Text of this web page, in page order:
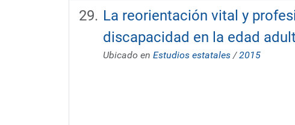
La reorientación vital y
discapacidad en la edad
Ubicado en Estudios estatales /2015